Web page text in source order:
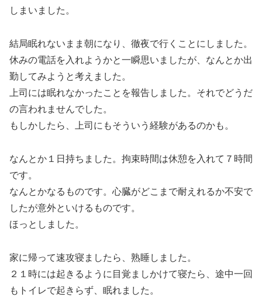
しまいました。
結局眠れないまま朝になり、徹夜で行くことにしました。
休みの電話を入れようかと一瞬思いましたが、なんとか出
勤してみようと考えました。
上司には眠れなかったことを報告しました。それでどうだ
の言われませんでした。
もしかしたら、上司にもそういう経験があるのかも。
なんとか１日持ちました。拘束時間は休憩を入れて７時間
です。
なんとかなるものです。心臓がどこまで耐えれるか不安で
したが意外といけるものです。
ほっとしました。
家に帰って速攻寝ましたら、熟睡しました。
２１時には起きるように目覚ましかけて寝たら、途中一回
もトイレで起きらず、眠れました。